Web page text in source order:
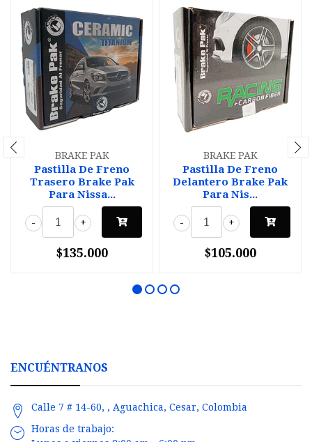
BRAKE PAK
Pastilla De Freno
Trasero Brake Pak
Para Nissa...
+
-
$135.000
BRAKE PAK
Pastilla De Freno
Delantero Brake Pak
Para Nis...
+
-
$105.000
ENCUÉNTRANOS
Calle 7 # 14-60, , Aguachica, Cesar, Colombia
Horas de trabajo: